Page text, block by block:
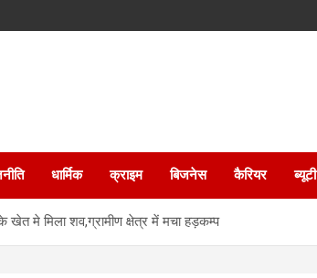
धार्मिक क्राइम बिजनेस कैरियर ब्यूटी
मे मिला शव,ग्रामीण क्षेत्र में मचा हड़कम्प